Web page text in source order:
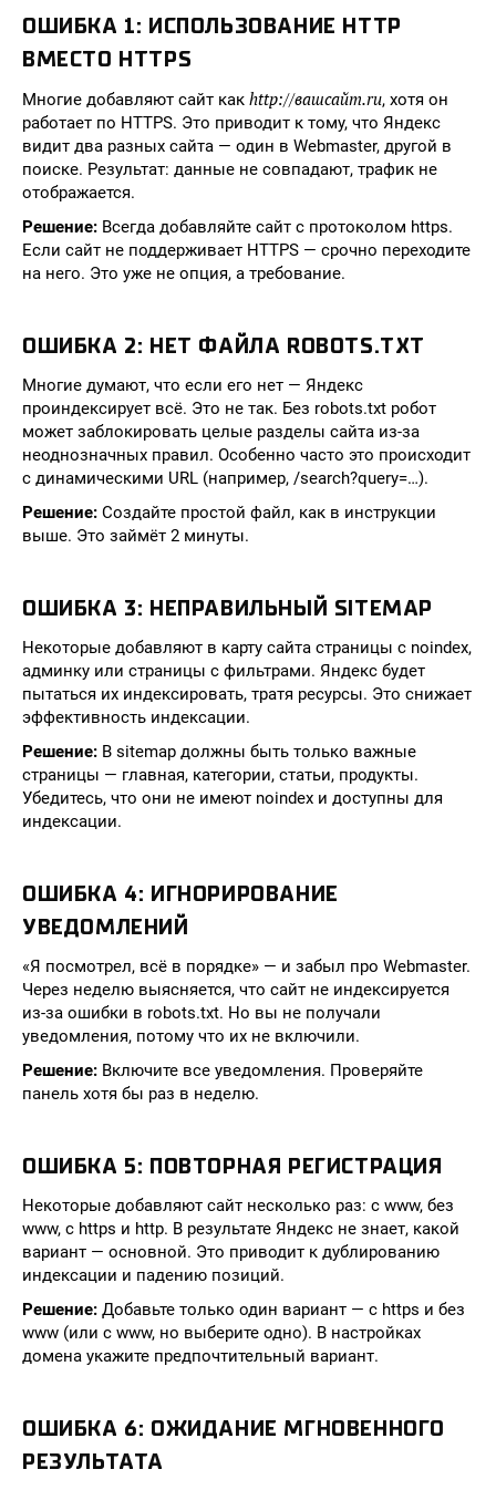
ОШИБКА 1: ИСПОЛЬЗОВАНИЕ HTTP
ВМЕСТО HTTPS
Многие добавляют сайт как http://вашсайт.ru, хотя он
работает по HTTPS. Это приводит к тому, что Яндекс
видит два разных сайта — один в Webmaster, другой в
поиске. Результат: данные не совпадают, трафик не
отображается.
Решение: Всегда добавляйте сайт с протоколом https.
Если сайт не поддерживает HTTPS — срочно переходите
на него. Это уже не опция, а требование.
ОШИБКА 2: НЕТ ФАЙЛА ROBOTS.TXT
Многие думают, что если его нет — Яндекс
проиндексирует всё. Это не так. Без robots.txt робот
может заблокировать целые разделы сайта из-за
неоднозначных правил. Особенно часто это происходит
с динамическими URL (например, /search?query=…).
Решение: Создайте простой файл, как в инструкции
выше. Это займёт 2 минуты.
ОШИБКА 3: НЕПРАВИЛЬНЫЙ SITEMAP
Некоторые добавляют в карту сайта страницы с noindex,
админку или страницы с фильтрами. Яндекс будет
пытаться их индексировать, тратя ресурсы. Это снижает
эффективность индексации.
Решение: В sitemap должны быть только важные
страницы — главная, категории, статьи, продукты.
Убедитесь, что они не имеют noindex и доступны для
индексации.
ОШИБКА 4: ИГНОРИРОВАНИЕ
УВЕДОМЛЕНИЙ
«Я посмотрел, всё в порядке» — и забыл про Webmaster.
Через неделю выясняется, что сайт не индексируется
из-за ошибки в robots.txt. Но вы не получали
уведомления, потому что их не включили.
Решение: Включите все уведомления. Проверяйте
панель хотя бы раз в неделю.
ОШИБКА 5: ПОВТОРНАЯ РЕГИСТРАЦИЯ
Некоторые добавляют сайт несколько раз: с www, без
www, с https и http. В результате Яндекс не знает, какой
вариант — основной. Это приводит к дублированию
индексации и падению позиций.
Решение: Добавьте только один вариант — с https и без
www (или с www, но выберите одно). В настройках
домена укажите предпочтительный вариант.
ОШИБКА 6: ОЖИДАНИЕ МГНОВЕННОГО
РЕЗУЛЬТАТА